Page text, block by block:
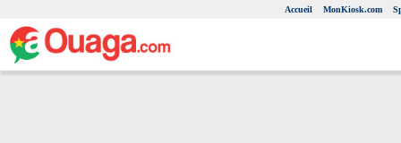
Accueil MonKiosk.com